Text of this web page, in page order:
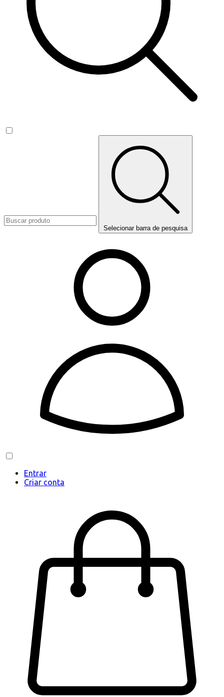
Selecionar barra de pesquisa
Entrar
Criar conta